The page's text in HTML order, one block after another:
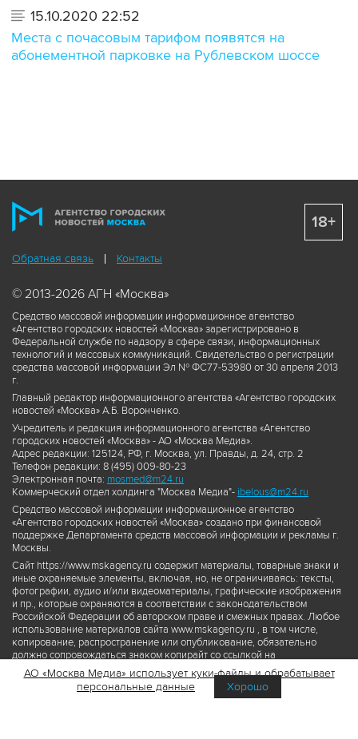
15.10.2020 22:52
Места с почасовым тарифом появятся на
абонементной парковке на Рублевском шоссе
Обратная связь Контакты
© 2013-2026 АГН «Москва»
Средство массовой информации информационное агентство
«Агентство городских новостей «Москва» зарегистрировано в
Федеральной службе по надзору в сфере связи, информационных
технологий и массовых коммуникаций. Свидетельство о регистрации
средства массовой информации Эл № ФС77-53980 от 30 апреля 2013
г.
Главный редактор информационного агентства «Агентство городских
новостей «Москва» А.Б. Воронченко.
Учредитель и редакция информационного агентства «Агентство
городских новостей «Москва» - АО «Москва Медиа».
Адрес редакции: 125124, РФ, г. Москва, ул. Правды, д. 24, стр. 2
Телефон редакции: 8 (495) 009-80-23
Электронная почта: mosmed@m24.ru
Коммерческий отдел холдинга "Москва Медиа"- ibelous@m24.ru
Средство массовой информации информационное агентство
«Агентство городских новостей «Москва» создано при финансовой
поддержке Департамента средств массовой информации и рекламы г.
Москвы.
Сайт https://www.mskagency.ru содержит материалы, товарные знаки и
иные охраняемые элементы, включая, но, не ограничиваясь: тексты,
фотографии, аудио и/или видеоматериалы, графические изображения
и пр., которые охраняются в соответствии с законодательством
Российской Федерации об авторском праве и смежных правах. Любое
использование материалов сайта www.mskagency.ru , в том числе,
копирование, распространение или опубликование, обязательно
должно сопровождаться знаком копирайт со ссылкой на
правообладателя © АО «Москва Медиа», а также гиперссылкой на сайт
www.mskagency.ru как на первоисточник информации. Переработка
материалов сайта www.mskagency.ru не допускается.
18+
АО «Москва Медиа» использует куки-файлы и обрабатывает
персональные данные
Хорошо